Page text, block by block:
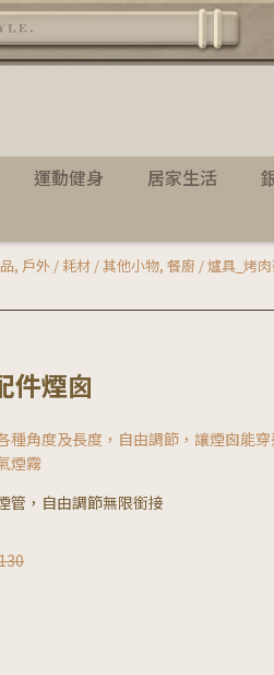
運動健身 居家生活
, 戶外 / 耗材 / 其他小物, 餐廚 / 爐具_烤
件煙囪
種角度及長度，自由調節，讓煙囪能
煙霧
管，自由調節無限銜接